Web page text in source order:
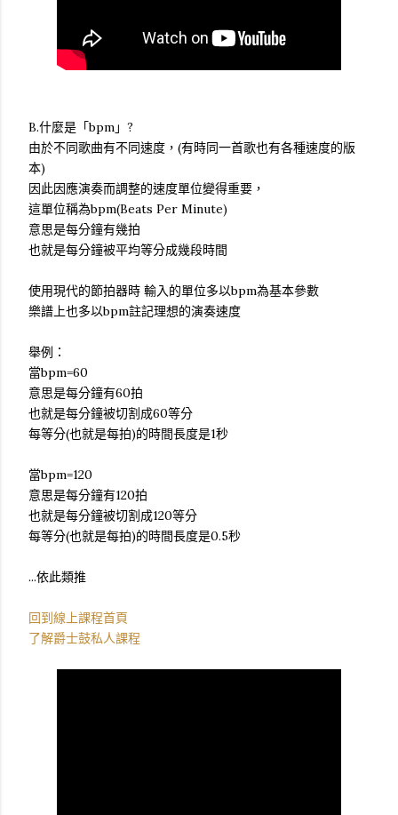
B.什麼是「bpm」?
由於不同歌曲有不同速度，(有時同一首歌也有各種速度的版
本)
因此因應演奏而調整的速度單位變得重要，
這單位稱為bpm(Beats Per Minute)
意思是每分鐘有幾拍
也就是每分鐘被平均等分成幾段時間
使用現代的節拍器時 輸入的單位多以bpm為基本參數
樂譜上也多以bpm註記理想的演奏速度
舉例：
當bpm=60
意思是每分鐘有60拍
也就是每分鐘被切割成60等分
每等分(也就是每拍)的時間長度是1秒
當bpm=120
意思是每分鐘有120拍
也就是每分鐘被切割成120等分
每等分(也就是每拍)的時間長度是0.5秒
...依此類推
回到線上課程首頁
了解爵士鼓私人課程